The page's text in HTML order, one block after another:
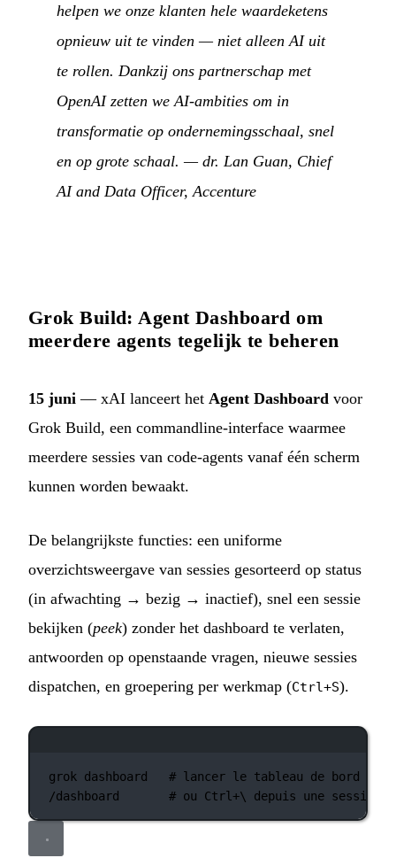
helpen we onze klanten hele waardeketens
opnieuw uit te vinden — niet alleen AI uit
te rollen. Dankzij ons partnerschap met
OpenAI zetten we AI-ambities om in
transformatie op ondernemingsschaal, snel
en op grote schaal. — dr. Lan Guan, Chief
AI and Data Officer, Accenture
Grok Build: Agent Dashboard om
meerdere agents tegelijk te beheren
15 juni — xAI lanceert het Agent Dashboard voor
Grok Build, een commandline-interface waarmee
meerdere sessies van code-agents vanaf één scherm
kunnen worden bewaakt.
De belangrijkste functies: een uniforme
overzichtsweergave van sessies gesorteerd op status
(in afwachting → bezig → inactief), snel een sessie
bekijken (peek) zonder het dashboard te verlaten,
antwoorden op openstaande vragen, nieuwe sessies
dispatchen, en groepering per werkmap (Ctrl+S).
grok dashboard
# lancer le tableau de bord
/dashboard
# ou Ctrl+\ depuis une session